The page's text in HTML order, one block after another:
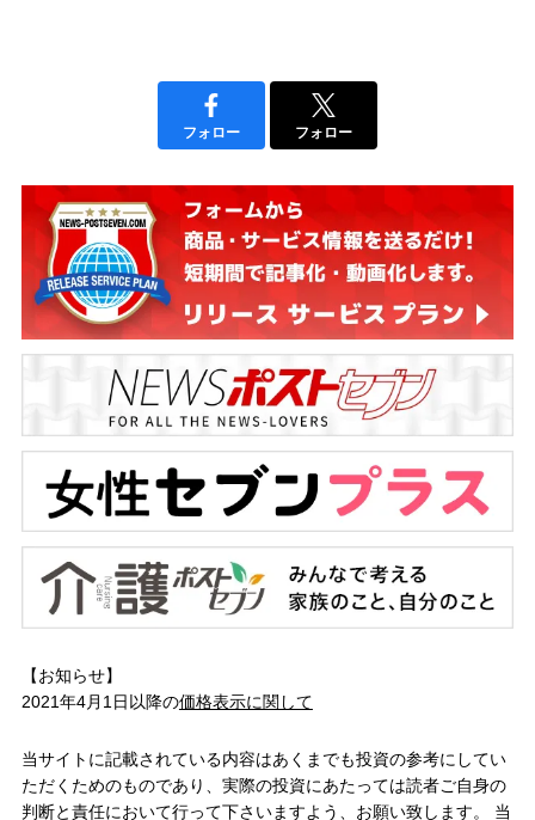
フォロー フォロー
【お知らせ】
2021年4月1日以降の価格表示に関して
当サイトに記載されている内容はあくまでも投資の参考にしてい
ただくためのものであり、実際の投資にあたっては読者ご自身の
判断と責任において行って下さいますよう、お願い致します。 当